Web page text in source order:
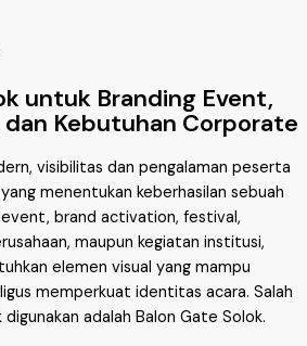
untuk Branding Event,
Kebutuhan Corporate
visibilitas dan pengalaman peserta
menentukan keberhasilan sebuah
brand activation, festival,
maupun kegiatan institusi,
elemen visual yang mampu
memperkuat identitas acara. Salah
adalah Balon Gate Solok.